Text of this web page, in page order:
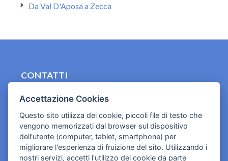
Da Val D'Aposa a Zecca
CONTATTI
Cookies e informativa privacy
Accettazione Cookies
Questo sito utilizza dei cookie, piccoli file di testo che
vengono memorizzati dal browser sul dispositivo
dell'utente (computer, tablet, smartphone) per
migliorare l'esperienza di fruizione del sito. Utilizzando i
nostri servizi, accetti l'utilizzo dei cookie da parte